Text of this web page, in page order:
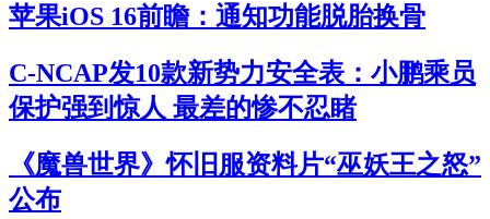
苹果iOS 16前瞻：通知功能脱胎换骨
C-NCAP发10款新势力安全表：小鹏乘员
保护强到惊人 最差的惨不忍睹
《魔兽世界》怀旧服资料片“巫妖王之怒”
公布